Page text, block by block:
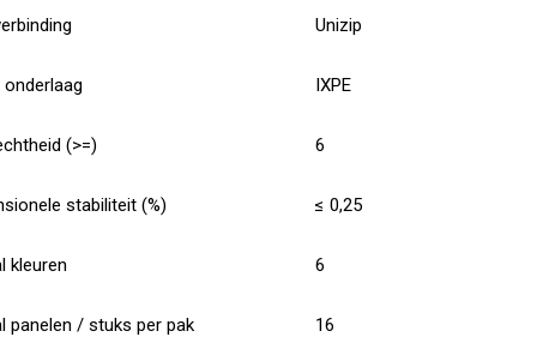
Unizip
IXPE
(>=) 6
stabiliteit (%) ≤ 0,25
kleuren 6
panelen / stuks per pak 16